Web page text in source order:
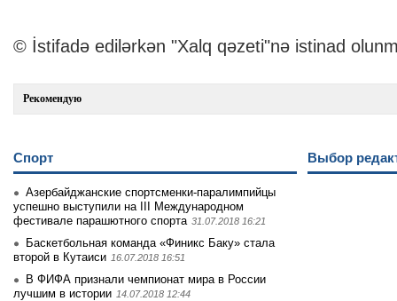
© İstifadə edilərkən "Xalq qəzeti"nə istinad
Рекомендую
Спорт
Азербайджанские спортсменки-паралимпийцы
успешно выступили на III Международном
фестивале парашютного спорта 31.07.2018 16:21
Баскетбольная команда «Финикс Баку» стала
второй в Кутаиси 16.07.2018 16:51
В ФИФА признали чемпионат мира в России
лучшим в истории 14.07.2018 12:44
Выбор